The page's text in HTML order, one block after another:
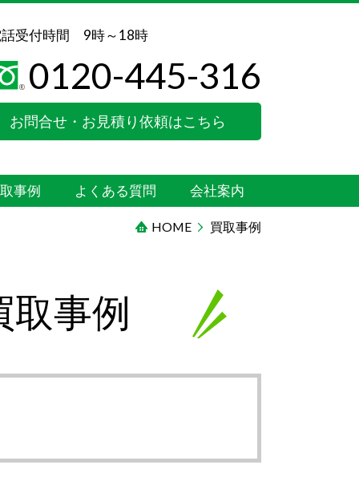
話受付時間 9時～18時
0120-445-316
お問合せ・お見積り依頼はこちら
事例 よくある質問 会社案内
HOME 買取事例
事例